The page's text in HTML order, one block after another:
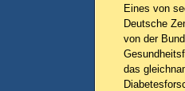
Eines von
Deutsche
von der
das